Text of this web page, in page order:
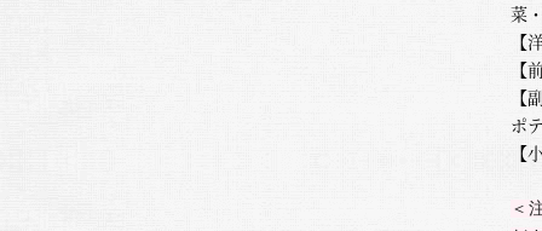
菜
【
【
【
ポ
【
＜